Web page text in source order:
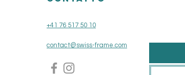
+41 76 517 50 10
contact@swiss-frame.com